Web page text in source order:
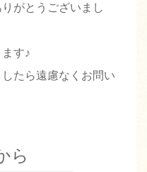
がとうございまし
す♪
たら遠慮なくお問い
ら